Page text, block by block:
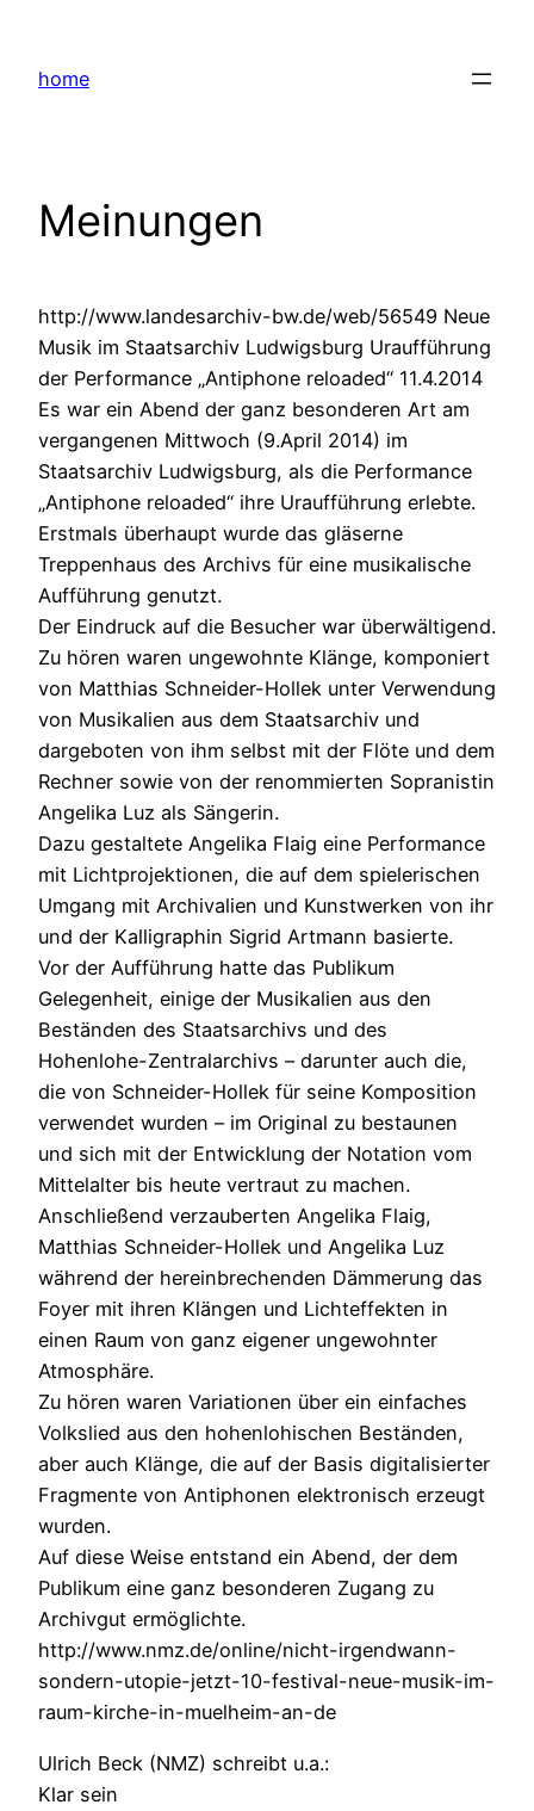
springen
home
Meinungen
http://www.landesarchiv-bw.de/web/56549 Neue
Musik im Staatsarchiv Ludwigsburg Uraufführung
der Performance „Antiphone reloaded“ 11.4.2014
Es war ein Abend der ganz besonderen Art am
vergangenen Mittwoch (9.April 2014) im
Staatsarchiv Ludwigsburg, als die Performance
„Antiphone reloaded“ ihre Uraufführung erlebte.
Erstmals überhaupt wurde das gläserne
Treppenhaus des Archivs für eine musikalische
Aufführung genutzt.
Der Eindruck auf die Besucher war überwältigend.
Zu hören waren ungewohnte Klänge, komponiert
von Matthias Schneider-Hollek unter Verwendung
von Musikalien aus dem Staatsarchiv und
dargeboten von ihm selbst mit der Flöte und dem
Rechner sowie von der renommierten Sopranistin
Angelika Luz als Sängerin.
Dazu gestaltete Angelika Flaig eine Performance
mit Lichtprojektionen, die auf dem spielerischen
Umgang mit Archivalien und Kunstwerken von ihr
und der Kalligraphin Sigrid Artmann basierte.
Vor der Aufführung hatte das Publikum
Gelegenheit, einige der Musikalien aus den
Beständen des Staatsarchivs und des
Hohenlohe-Zentralarchivs – darunter auch die,
die von Schneider-Hollek für seine Komposition
verwendet wurden – im Original zu bestaunen
und sich mit der Entwicklung der Notation vom
Mittelalter bis heute vertraut zu machen.
Anschließend verzauberten Angelika Flaig,
Matthias Schneider-Hollek und Angelika Luz
während der hereinbrechenden Dämmerung das
Foyer mit ihren Klängen und Lichteffekten in
einen Raum von ganz eigener ungewohnter
Atmosphäre.
Zu hören waren Variationen über ein einfaches
Volkslied aus den hohenlohischen Beständen,
aber auch Klänge, die auf der Basis digitalisierter
Fragmente von Antiphonen elektronisch erzeugt
wurden.
Auf diese Weise entstand ein Abend, der dem
Publikum eine ganz besonderen Zugang zu
Archivgut ermöglichte.
http://www.nmz.de/online/nicht-irgendwann-
sondern-utopie-jetzt-10-festival-neue-musik-im-
raum-kirche-in-muelheim-an-de
Ulrich Beck (NMZ) schreibt u.a.:
Klar sein